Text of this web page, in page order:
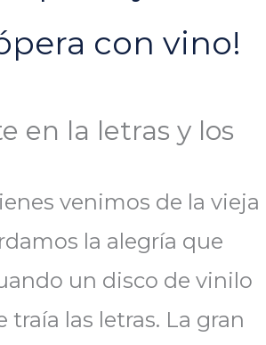
con vino!
en la letras y los
venimos de la vieja
la alegría que
un disco de vinilo
traía las letras. La gran